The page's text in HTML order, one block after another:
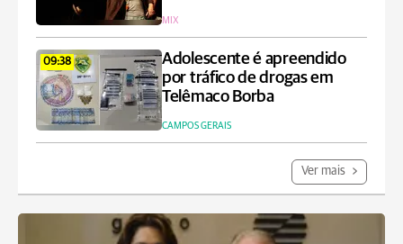
MIX
09:38
Adolescente é apreendido
por tráfico de drogas em
Telêmaco Borba
CAMPOS GERAIS
Ver mais